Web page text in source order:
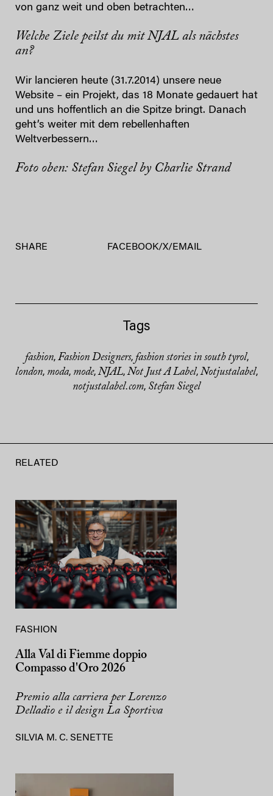
von ganz weit und oben betrachten…
Welche Ziele peilst du mit NJAL als nächstes
an?
Wir lancieren heute (31.7.2014) unsere neue
Website – ein Projekt, das 18 Monate gedauert hat
und uns hoffentlich an die Spitze bringt. Danach
geht’s weiter mit dem rebellenhaften
Weltverbessern…
Foto oben: Stefan Siegel by Charlie Strand
SHARE FACEBOOK/X/EMAIL
Tags
fashion, Fashion Designers, fashion stories in south tyrol,
london, moda, mode,NJAL,Not Just A Label,Notjustalabel,
notjustalabel.com, Stefan Siegel
RELATED
FASHION
Alla Val di Fiemme doppio
Compasso d'Oro 2026
Premio alla carriera per Lorenzo
Delladio e il design La Sportiva
SILVIA M. C. SENETTE